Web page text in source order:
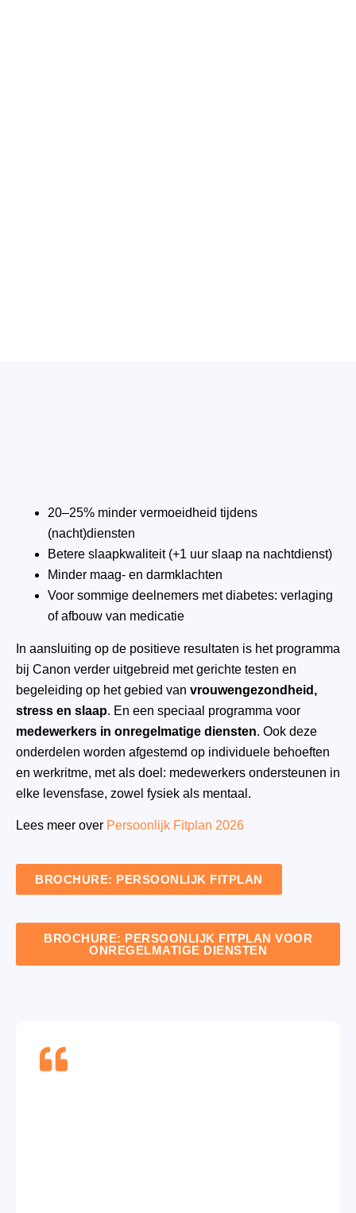
20–25% minder vermoeidheid tijdens
(nacht)diensten
Betere slaapkwaliteit (+1 uur slaap na nachtdienst)
Minder maag- en darmklachten
Voor sommige deelnemers met diabetes: verlaging
of afbouw van medicatie
In aansluiting op de positieve resultaten is het programma
bij Canon verder uitgebreid met gerichte testen en
begeleiding op het gebied van vrouwengezondheid,
stress en slaap. En een speciaal programma voor
medewerkers in onregelmatige diensten. Ook deze
onderdelen worden afgestemd op individuele behoeften
en werkritme, met als doel: medewerkers ondersteunen in
elke levensfase, zowel fysiek als mentaal.
Lees meer over Persoonlijk Fitplan 2026
BROCHURE: PERSOONLIJK FITPLAN
BROCHURE: PERSOONLIJK FITPLAN VOOR
ONREGELMATIGE DIENSTEN